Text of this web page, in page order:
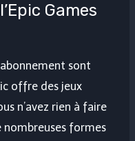
Games
sont
offre des jeux
n’avez rien à faire
formes